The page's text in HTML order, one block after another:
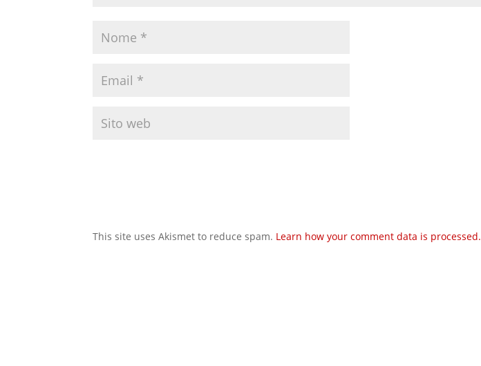
This site uses Akismet to reduce spam. Learn how your comment data is processed.